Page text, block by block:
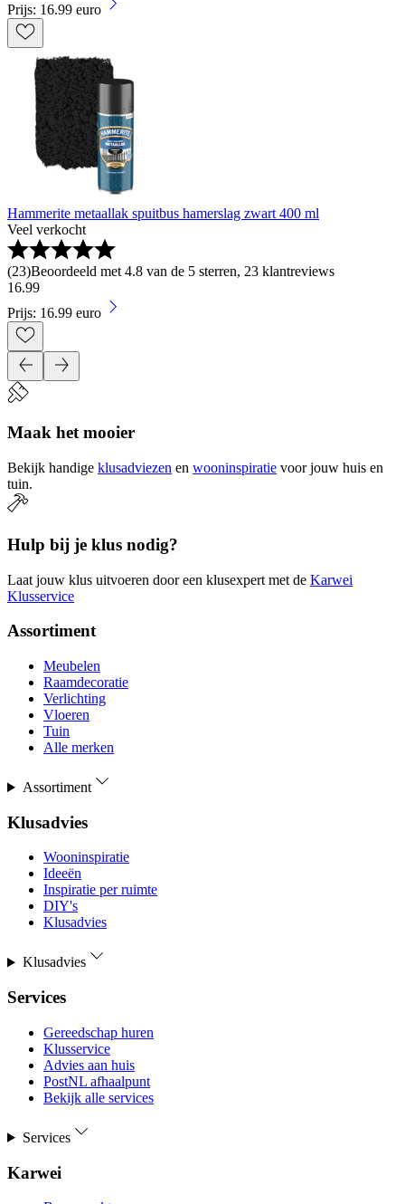
Prijs: 16.99 euro
Hammerite metaallak spuitbus hamerslag zwart 400 ml
Veel verkocht
(23)Beoordeeld met 4.8 van de 5 sterren, 23 klantreviews
16.99
Prijs: 16.99 euro
Maak het mooier
Bekijk handige klusadviezen en wooninspiratie voor jouw huis en
tuin.
Hulp bij je klus nodig?
Laat jouw klus uitvoeren door een klusexpert met de Karwei
Klusservice
Assortiment
Meubelen
Raamdecoratie
Verlichting
Vloeren
Tuin
Alle merken
Assortiment
Klusadvies
Wooninspiratie
Ideeën
Inspiratie per ruimte
DIY's
Klusadvies
Klusadvies
Services
Gereedschap huren
Klusservice
Advies aan huis
PostNL afhaalpunt
Bekijk alle services
Services
Karwei